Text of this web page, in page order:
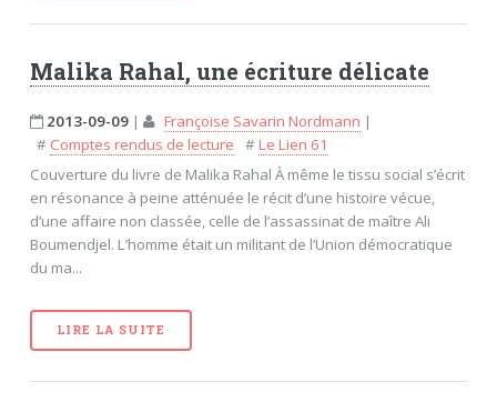
Malika Rahal, une écriture délicate
2013-09-09| Françoise Savarin Nordmann |
# Comptes rendus de lecture #Le Lien 61
Couverture du livre de Malika Rahal À même le tissu social s’écrit
en résonance à peine atténuée le récit d’une histoire vécue,
d’une affaire non classée, celle de l’assassinat de maître Ali
Boumendjel. L’homme était un militant de l’Union démocratique
du ma...
LIRE LA SUITE